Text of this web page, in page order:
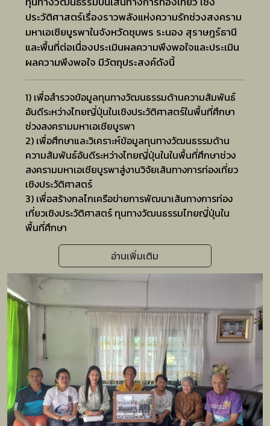
ไทย และฝ่าฝืนขัดต่อบทบัญญัติแห่งรัฐธรรมนูญและ
กฎหมายบ้านเมือง อีกทั้ง บรรดาดินแดนที่ญี่ปุ่นมอบให้
ดูแล คือ รัฐกลันตัน ตรังกานู ปะลิสและไทยบุรีนั้น
ประเทศไทยก็ไม่มีความประสงค์จะได้ไว้ ต่อมารัฐบาล
ประกาศสันติภาพของรัฐบาลไทย ผลของสงครามมหา
เอเชียบูรพา ทำให้ไทยได้รับความกระทบกระเทือนทั้งใน
ด้านการเมืองเศรษฐกิจ และสังคม แต่สามารถรักษา
ความเป็นเอกราชและบูรณภาพของดินแดนไว้ได้ ทำให้
ประเทศได้เข้าเป็นสมาชิกขององค์การสหประชาชาติ
โดยรัฐบาลไทยยอมเสียดินแดนที่ได้กลับคืนมาในกรณี
พิพาทอินโดจีนฝรั่งเศสให้แก่อังกฤษและฝรั่งเศสเป็น
ข้อแลกเปลี่ยน
ประวัติศาสตร์เรื่องราวพลังแห่งความรักช่วงสงคราม
มหาเอเชียบูรพาในจังหวัดชุมพร ระนอง สุราษฎร์ธานี
และพื้นที่ต่อเนื่องประเมินผลความพึงพอใจและประเมิน
ผลความพึงพอใจ มีวัตถุประสงค์ดังนี้
1) เพื่อสำรวจข้อมูลทุนทางวัฒนธรรมด้านความสัมพันธ์
อันดีระหว่างไทยญี่ปุ่นในเชิงประวัติศาสตร์ในพื้นที่ศึกษา
ช่วงสงครามมหาเอเชียบูรพา
2) เพื่อศึกษาและวิเคราะห์ข้อมูลทุนทางวัฒนธรรมด้าน
ความสัมพันธ์อันดีระหว่างไทยญี่ปุ่นในในพื้นที่ศึกษาช่วง
สงครามมหาเอเชียบูรพาสู่งานวิจัยเส้นทางการท่องเที่ยว
เชิงประวัติศาสตร์
3) เพื่อสร้างกลไกเครือข่ายการพัฒนาเส้นทางการท่อง
เที่ยวเชิงประวัติศาสตร์ ทุนทางวัฒนธรรมไทยญี่ปุ่นใน
พื้นที่ศึกษา
อ่านเพิ่มเติม